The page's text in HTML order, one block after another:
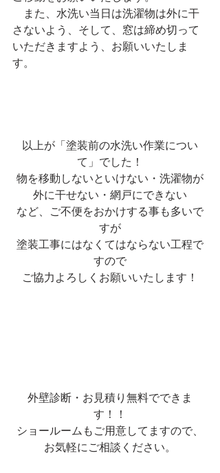
また、水洗い当日は洗濯物は外に干
さないよう、そして、窓は締め切って
いただきますよう、お願いいたしま
す。
以上が「塗装前の水洗い作業につい
て」でした！
物を移動しないといけない・洗濯物が
外に干せない・網戸にできない
など、ご不便をおかけする事も多いで
すが
塗装工事にはなくてはならない工程で
すので
ご協力よろしくお願いいたします！
外壁診断・お見積り無料でできま
す！！
ショールームもご用意してますので、
お気軽にご相談ください。